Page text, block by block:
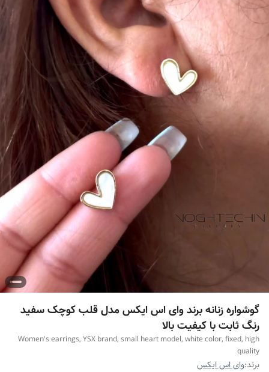
گوشواره زنانه برند وای اس ایکس مدل قلب کوچک سفید
رنگ ثابت با کیفیت بالا
Women's earrings, YSX brand, small heart model, white color, fixed, high
quality
برند:وای اس ایکس